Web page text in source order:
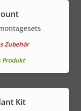
Zubehör
Produkt
Kit